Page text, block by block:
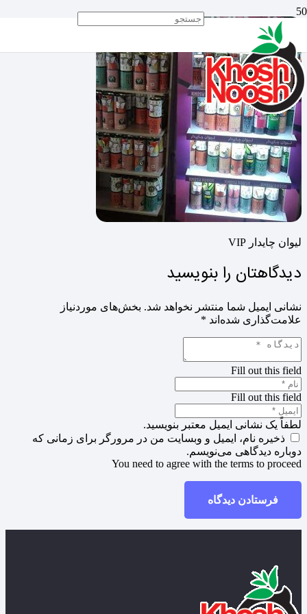
لیوان چایدار VIP
دیدگاهتان را بنویسید
نشانی ایمیل شما منتشر نخواهد شد. بخش‌های موردنیاز
علامت‌گذاری شده‌اند *
Fill out this field
Fill out this field
لطفاً یک نشانی ایمیل معتبر بنویسید.
ذخیره نام، ایمیل و وبسایت من در مرورگر برای زمانی که
دوباره دیدگاهی می‌نویسم.
You need to agree with the terms to proceed
فرستادن دیدگاه